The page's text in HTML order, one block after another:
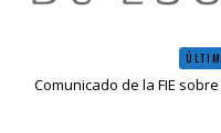
Comunicado de la FIE